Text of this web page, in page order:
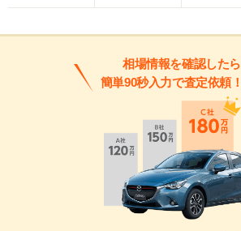
相場情報を確認したら
簡単90秒入力で査定依頼！